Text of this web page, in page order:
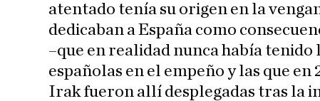
atentado tenía su origen en la
dedicaban a España como
–que en realidad nunca había tenido
españolas en el empeño y las que
Irak fueron allí desplegadas tras la